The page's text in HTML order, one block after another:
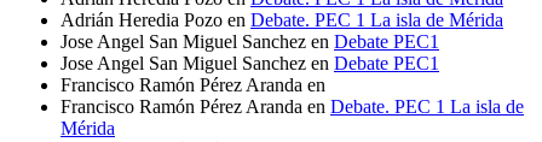
Adrián Heredia Pozo en Debate. PEC 1 La isla de Mérida
Jose Angel San Miguel Sanchez en Debate PEC1
Jose Angel San Miguel Sanchez en Debate PEC1
Francisco Ramón Pérez Aranda en
Francisco Ramón Pérez Aranda en Debate. PEC 1 La isla de
Mérida